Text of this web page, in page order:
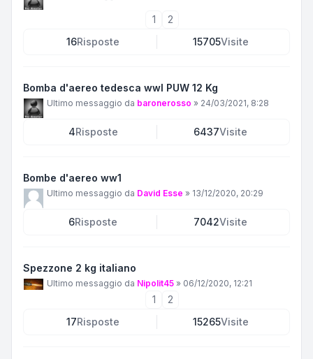
1
2
16Risposte 15705Visite
Bomba d'aereo tedesca wwI PUW 12 Kg
Ultimo messaggio da baronerosso » 24/03/2021, 8:28
4Risposte 6437Visite
Bombe d'aereo ww1
Ultimo messaggio da David Esse » 13/12/2020, 20:29
6Risposte 7042Visite
Spezzone 2 kg italiano
Ultimo messaggio da Nipolit45 » 06/12/2020, 12:21
1
2
17Risposte 15265Visite